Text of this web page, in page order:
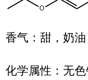
香气：甜，奶
化学属性：无